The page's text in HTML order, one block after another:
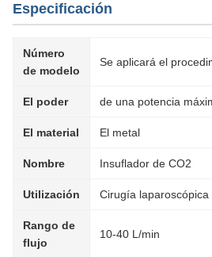
Especificación
Número
de modelo
Se aplicará el
El poder de una potencia
El material El metal
Nombre Insuflador de CO2
Utilización Cirugía laparoscópica
Rango de
flujo
10-40 L/min